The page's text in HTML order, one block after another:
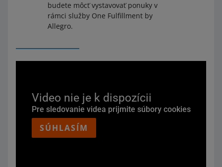
budete môcť vystavovať ponuky v
rámci služby One Fulfillment by
Allegro.
Video nie je k dispozícii
Pre sledovanie videa prijmite súbory cookies
SÚHLASÍM